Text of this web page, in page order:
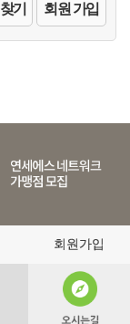
기 회원 가입
회원가입